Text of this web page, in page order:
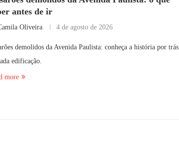
antes de ir
Oliveira 4 de agosto de 2026
demolidos da Avenida Paulista: conheça a história por trás
edificação.
more